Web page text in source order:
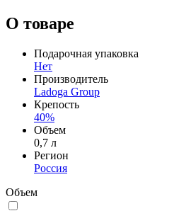
О товаре
Подарочная упаковка
Нет
Производитель
Ladoga Group
Крепость
40%
Объем
0,7 л
Регион
Россия
Объем